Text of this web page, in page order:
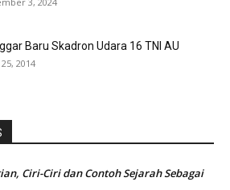
Baru Skadron Udara 16 TNI AU
2014
Ciri-Ciri dan Contoh Sejarah Sebagai